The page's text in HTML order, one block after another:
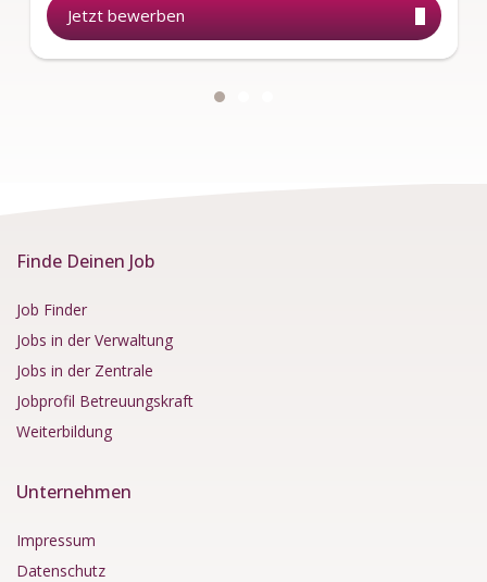
Jetzt bewerben
Finde Deinen Job
Job Finder
Jobs in der Verwaltung
Jobs in der Zentrale
Jobprofil Betreuungskraft
Weiterbildung
Unternehmen
Impressum
Datenschutz